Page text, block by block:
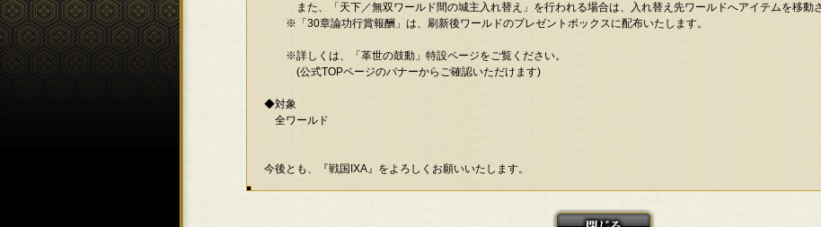
また、「天下／無双ワールド間の城主入れ替え」を行われる場合は、入れ替え先ワールドへアイテムを移動さ
※「30章論功行賞報酬」は、刷新後ワールドのプレゼントボックスに配布いたします。
※詳しくは、「革世の鼓動」特設ページをご覧ください。
(公式TOPページのバナーからご確認いただけます)
◆対象
全ワールド
今後とも、『戦国IXA』をよろしくお願いいたします。